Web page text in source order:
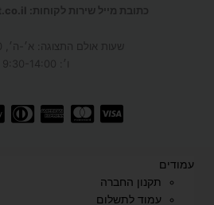
כתובת מייל שירות לקוחות: hello@idosport.co.il
שעות אולם התצוגה: א׳-ה׳, 9:00-18:00
ו׳: 9:30-14:00
עמודים
תקנון החברה
עמוד לתשלום